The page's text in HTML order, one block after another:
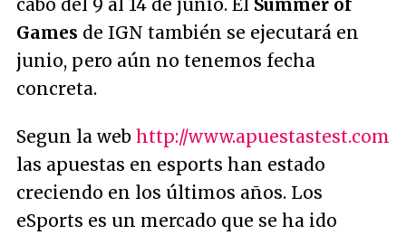
Games de IGN también se ejecutará en
junio, pero aún no tenemos fecha
concreta.
Segun la web http://www.apuestastest.com
las apuestas en esports han estado
creciendo en los últimos años. Los
eSports es un mercado que se ha ido